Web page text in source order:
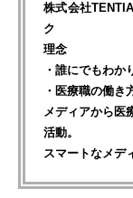
株式会社
ク
理念
・誰にでもわか
・医療職の働き
メディアから医
活動。
スマートなメデ